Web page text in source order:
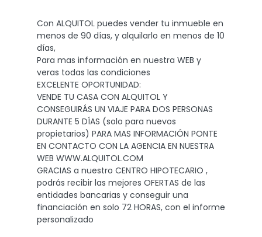
Con ALQUITOL puedes vender tu inmueble en
menos de 90 días, y alquilarlo en menos de 10
días,
Para mas información en nuestra WEB y
veras todas las condiciones
EXCELENTE OPORTUNIDAD:
VENDE TU CASA CON ALQUITOL Y
CONSEGUIRÁS UN VIAJE PARA DOS PERSONAS
DURANTE 5 DÍAS (solo para nuevos
propietarios) PARA MAS INFORMACIÓN PONTE
EN CONTACTO CON LA AGENCIA EN NUESTRA
WEB WWW.ALQUITOL.COM
GRACIAS a nuestro CENTRO HIPOTECARIO ,
podrás recibir las mejores OFERTAS de las
entidades bancarias y conseguir una
financiación en solo 72 HORAS, con el informe
personalizado